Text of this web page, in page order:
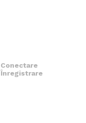
Conectare
Înregistrare